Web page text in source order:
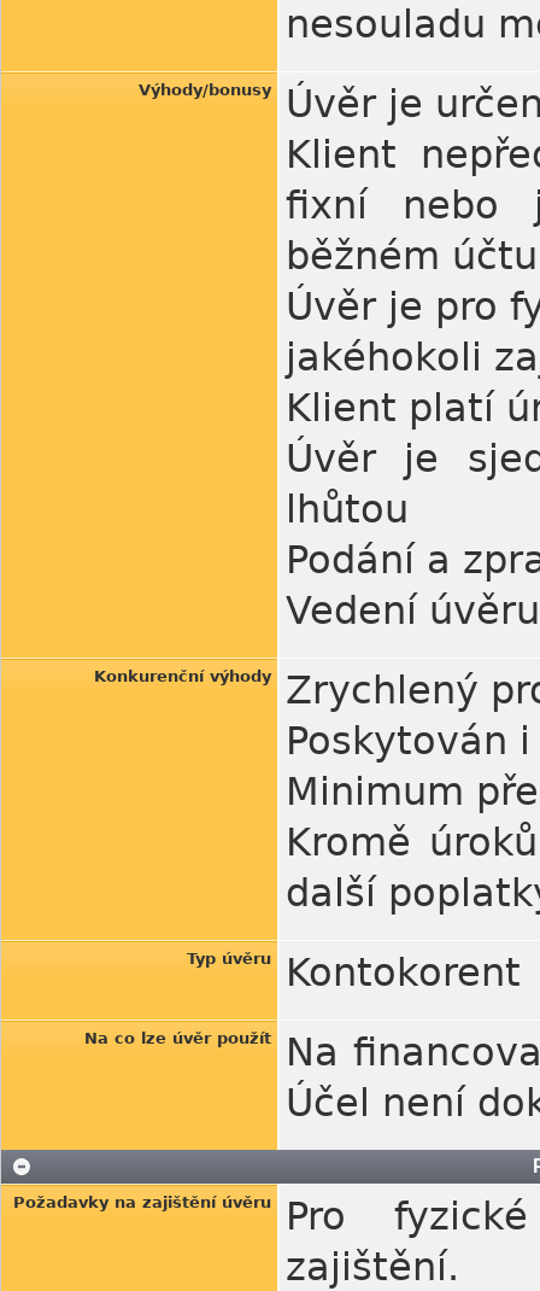
nesouladu
Výhody/bonusy
Úvěr je
Klient
fixní nebo
běžném účtu
Úvěr je pro
jakéhokoli
Klient platí
Úvěr je
lhůtou
Podání a
Vedení
Konkurenční výhody
Zrychlený
Poskytován
Minimum
Kromě
další
Typ úvěru Kontokorent
Na co lze úvěr použít
Na
Účel není
Požadavky na zajištění úvěru
Pro
zajištění.